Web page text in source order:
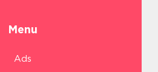
Menu
Ads